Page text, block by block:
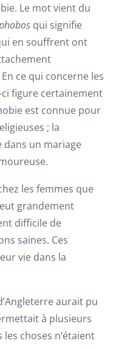
Le mot vient du
qui signifie
en souffrent ont
ce qui concerne les
figure certainement
est connue pour
; la
dans un mariage
les femmes que
grandement
difficile de
saines. Ces
vie dans la
aurait pu
à plusieurs
choses n’étaient